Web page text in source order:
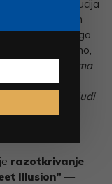
rezolucija
Većina naših
nego
u tome kakvi smo,
“Nas ne zanima
to je domena
na skupinu ljudi
nije uspjeh
je razotkrivanje
Illusion” —